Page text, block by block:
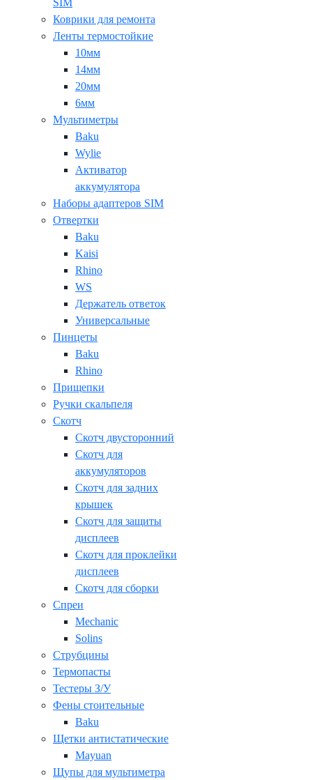
SIM
Коврики для ремонта
Ленты термостойкие
10мм
14мм
20мм
6мм
Мультиметры
Baku
Wylie
Активатор
аккумулятора
Наборы адаптеров SIM
Отвертки
Baku
Kaisi
Rhino
WS
Держатель ответок
Универсальные
Пинцеты
Baku
Rhino
Прищепки
Ручки скальпеля
Скотч
Скотч двусторонний
Скотч для
аккумуляторов
Скотч для задних
крышек
Скотч для защиты
дисплеев
Скотч для проклейки
дисплеев
Скотч для сборки
Спреи
Mechanic
Solins
Струбцины
Термопасты
Тестеры З/У
Фены стоительные
Baku
Щетки антистатические
Mayuan
Щупы для мультиметра